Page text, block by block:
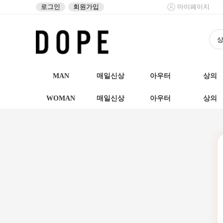
로그인 회원가입 마이페이지
MAN 매일신상 아우터 상의
WOMAN 매일신상 아우터 상의